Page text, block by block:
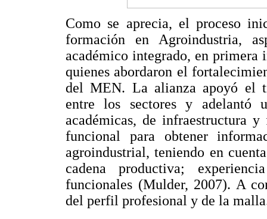
Como se aprecia, el proceso
formación en Agroindustria,
académico integrado, en primera
quienes abordaron el
del MEN. La alianza apoyó el
entre los sectores y adelantó
académicas, de infraestructura
funcional para obtener
agroindustrial, teniendo en
cadena productiva;
funcionales (Mulder, 2007). A
del perfil profesional y de la